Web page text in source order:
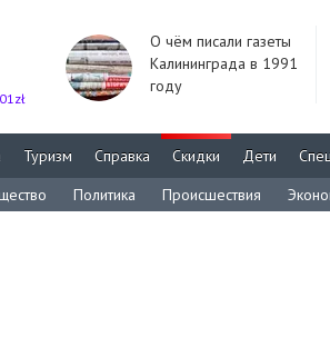
О чём писали газеты
Калининграда в 1991
году
Туризм Справка Скидки Дети
Политика Происшествия